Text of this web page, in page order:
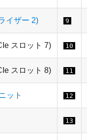
イザー 2) 9
スロット 7) 10
スロット 8) 11
ット 12
13